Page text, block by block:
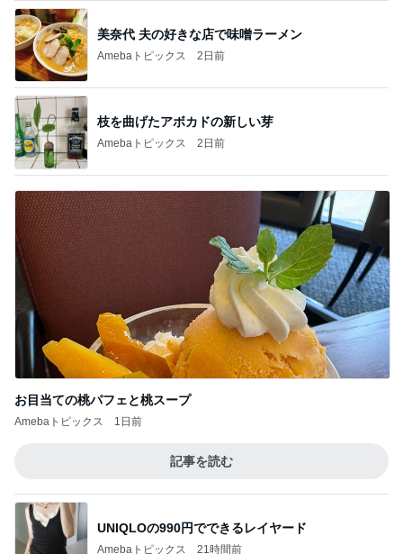
美奈代 夫の好きな店で味噌ラーメン
Amebaトピックス 2日前
枝を曲げたアボカドの新しい芽
Amebaトピックス 2日前
お目当ての桃パフェと桃スープ
Amebaトピックス 1日前
記事を読む
UNIQLOの990円でできるレイヤード
Amebaトピックス 21時間前